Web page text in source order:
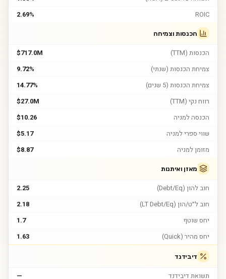
ROIC
2.69%
הכנסות וצמיחה
הכנסות (TTM)
$717.0M
צמיחת הכנסות (שנתי)
9.72%
צמיחת הכנסות (5 שנים)
14.77%
רווח נקי (TTM)
$27.0M
הכנסה למניה
$10.26
שווי ספרי למניה
$5.17
מזומן למניה
$8.87
מאזן ואיתנות
חוב להון (Debt/Eq)
2.25
חוב ל״ט/הון (LT Debt/Eq)
2.18
יחס שוטף
1.7
יחס מהיר (Quick)
1.63
דיבידנד
תשואת דיבידנד
—